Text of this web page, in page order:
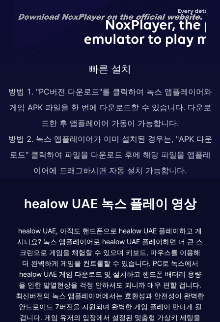
빠른 설치
방법 1. "PC버전 다운로드"를 클릭하여 녹스 앱플레이어와
게임 APK 파일을 한 번에 다운로드할 수 있습니다. 다운로
드한 후 앱플레이어 가동이 가능합니다.
방법 2. 녹스 앱플레이어가 이미 설치된 경우는, "APK 다운
로드" 클릭하여 파일을 다운로드 후에 해당 파일을 앱플레
이어에 드래그하시면 자동 설치 가능합니다.
healow UAE 녹스 플레이 영상
healow UAE, 아직도 핸드폰으로 healow UAE 플레이하고 계
시나요? 녹스 앱플레이어로 healow UAE 플레이하면 더 큰 스
크린으로 게임을 체험할 수 있으며 키보드, 마우스를 이용해
더 완벽하게 게임을 컨트롤할 수 있습니다. PC로 녹스에서
healow UAE 게임 다운로드 및 설치하고 핸드폰 배터리 용량
을 인한 발열현상을 걱정 안하셔도 되니까 매우 편할 겁니다.
최신버전의 녹스 앱플레이어에서는 호환성과 안전성이 완벽한
안드로이드 7버전을 지원되며 완벽한 게임 플레이 만나게 될
겁니다. 게임 유저의 입장에서 설정된 맞춤형 가상키 세팅을